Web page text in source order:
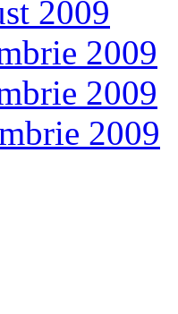
2009
2009
2009
2009